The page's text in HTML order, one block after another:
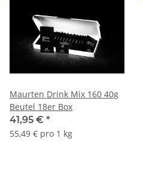
Maurten Drink Mix 160 40g
Beutel 18er Box
41,95 € *
55,49 € pro 1 kg